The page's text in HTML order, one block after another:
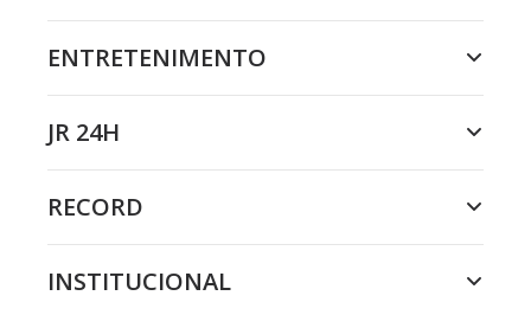
ENTRETENIMENTO
JR 24H
RECORD
INSTITUCIONAL